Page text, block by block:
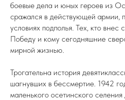
боевые дела и юных героев из
сражался в действующей армии,
условиях подполья. Тех, кто внес
Победу и кому сегодняшние
мирной жизнью.
Трогательна история
шагнувших в бессмертие. 1942
маленького осетинского